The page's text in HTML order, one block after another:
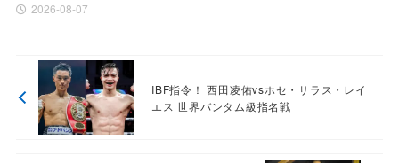
2026-08-07
IBF指令！ 西田凌佑vsホセ・サラス・レイ
エス 世界バンタム級指名戦